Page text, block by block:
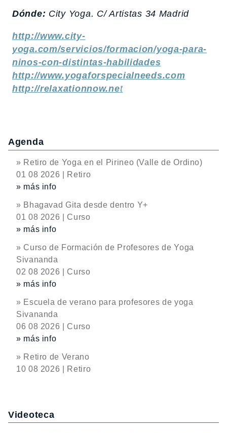
Dónde: City Yoga. C/ Artistas 34 Madrid
http://www.city-
yoga.com/servicios/formacion/yoga-para-
ninos-con-distintas-habilidades
http://www.yogaforspecialneeds.com
http://relaxationnow.net
Agenda
» Retiro de Yoga en el Pirineo (Valle de Ordino)
01 08 2026 | Retiro
» más info
» Bhagavad Gita desde dentro Y+
01 08 2026 | Curso
» más info
» Curso de Formación de Profesores de Yoga
Sivananda
02 08 2026 | Curso
» más info
» Escuela de verano para profesores de yoga
Sivananda
06 08 2026 | Curso
» más info
» Retiro de Verano
10 08 2026 | Retiro
Videoteca